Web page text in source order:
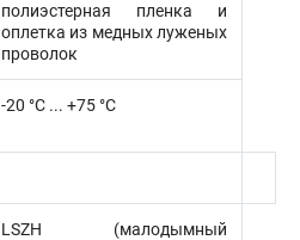
полиэстерная пленка и
оплетка из медных луженых
проволок
-20 °C ... +75 °C
LSZH (малодымный